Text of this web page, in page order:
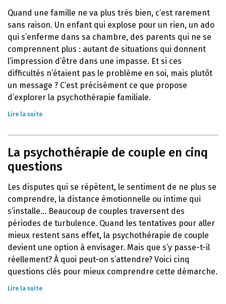
Quand une famille ne va plus très bien, c’est rarement
sans raison. Un enfant qui explose pour un rien, un ado
qui s’enferme dans sa chambre, des parents qui ne se
comprennent plus : autant de situations qui donnent
l’impression d’être dans une impasse. Et si ces
difficultés n’étaient pas le problème en soi, mais plutôt
un message ? C’est précisément ce que propose
d’explorer la psychothérapie familiale.
Lire la suite
La psychothérapie de couple en cinq
questions
Les disputes qui se répètent, le sentiment de ne plus se
comprendre, la distance émotionnelle ou intime qui
s’installe… Beaucoup de couples traversent des
périodes de turbulence. Quand les tentatives pour aller
mieux restent sans effet, la psychothérapie de couple
devient une option à envisager. Mais que s’y passe-t-il
réellement? À quoi peut-on s’attendre? Voici cinq
questions clés pour mieux comprendre cette démarche.
Lire la suite